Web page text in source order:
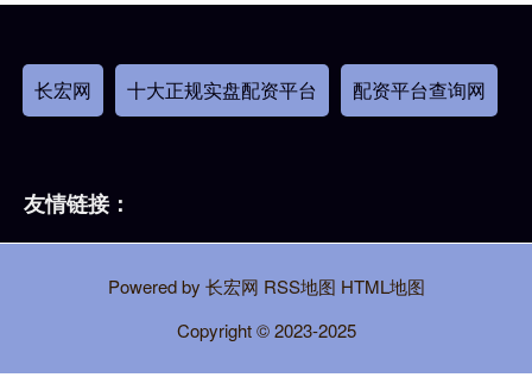
长宏网 十大正规实盘配资平台 配资平台查询网
友情链接：
Powered by 长宏网 RSS地图 HTML地图
Copyright© 2023-2025